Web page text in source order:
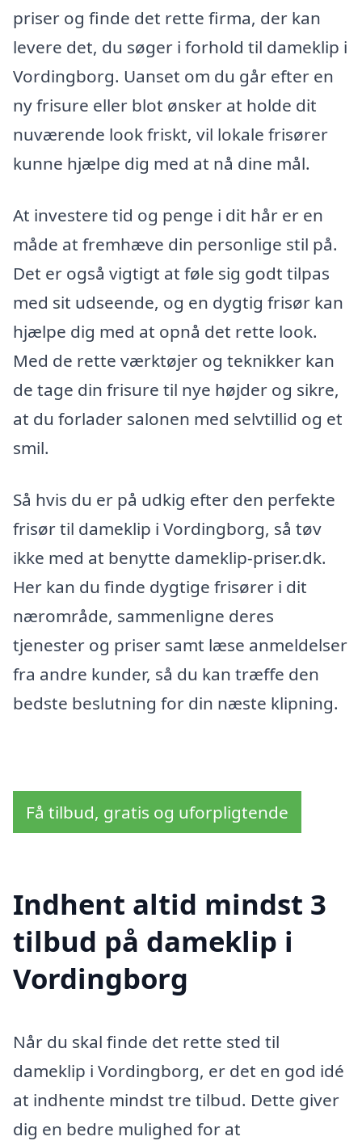
priser og finde det rette firma, der kan
levere det, du søger i forhold til dameklip i
Vordingborg. Uanset om du går efter en
ny frisure eller blot ønsker at holde dit
nuværende look friskt, vil lokale frisører
kunne hjælpe dig med at nå dine mål.
At investere tid og penge i dit hår er en
måde at fremhæve din personlige stil på.
Det er også vigtigt at føle sig godt tilpas
med sit udseende, og en dygtig frisør kan
hjælpe dig med at opnå det rette look.
Med de rette værktøjer og teknikker kan
de tage din frisure til nye højder og sikre,
at du forlader salonen med selvtillid og et
smil.
Så hvis du er på udkig efter den perfekte
frisør til dameklip i Vordingborg, så tøv
ikke med at benytte dameklip-priser.dk.
Her kan du finde dygtige frisører i dit
nærområde, sammenligne deres
tjenester og priser samt læse anmeldelser
fra andre kunder, så du kan træffe den
bedste beslutning for din næste klipning.
Få tilbud, gratis og uforpligtende
Indhent altid mindst 3
tilbud på dameklip i
Vordingborg
Når du skal finde det rette sted til
dameklip i Vordingborg, er det en god idé
at indhente mindst tre tilbud. Dette giver
dig en bedre mulighed for at